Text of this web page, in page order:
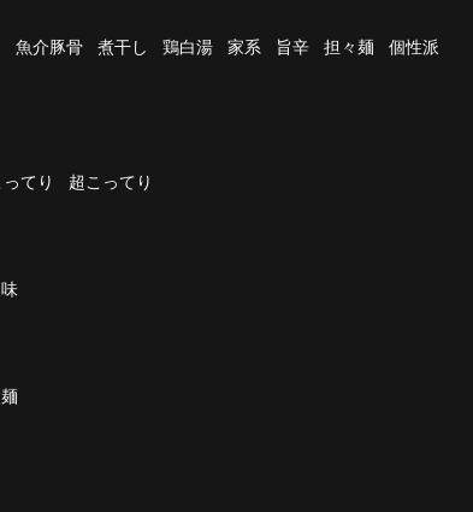
魚介豚骨 煮干し 鶏白湯 家系 旨辛 担々麺 個性派
てり 超こってり